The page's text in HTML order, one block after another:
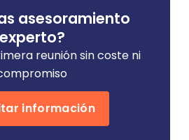
asesoramiento
experto?
reunión sin coste ni
información